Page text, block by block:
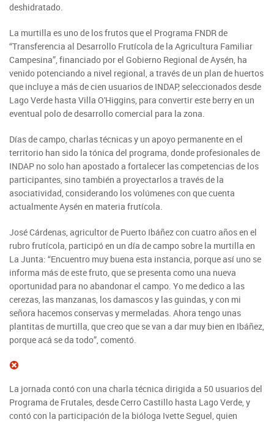
deshidratado.
La murtilla es uno de los frutos que el Programa FNDR de
“Transferencia al Desarrollo Frutícola de la Agricultura Familiar
Campesina”, financiado por el Gobierno Regional de Aysén, ha
venido potenciando a nivel regional, a través de un plan de huertos
que incluye a más de cien usuarios de INDAP, seleccionados desde
Lago Verde hasta Villa O'Higgins, para convertir este berry en un
eventual polo de desarrollo comercial para la zona.
Días de campo, charlas técnicas y un apoyo permanente en el
territorio han sido la tónica del programa, donde profesionales de
INDAP no solo han apostado a fortalecer las competencias de los
participantes, sino también a proyectarlos a través de la
asociatividad, considerando los volúmenes con que cuenta
actualmente Aysén en materia frutícola.
José Cárdenas, agricultor de Puerto Ibáñez con cuatro años en el
rubro frutícola, participó en un día de campo sobre la murtilla en
La Junta: “Encuentro muy buena esta instancia, porque así uno se
informa más de este fruto, que se presenta como una nueva
oportunidad para no abandonar el campo. Yo me dedico a las
cerezas, las manzanas, los damascos y las guindas, y con mi
señora hacemos conservas y mermeladas. Ahora tengo unas
plantitas de murtilla, que creo que se van a dar muy bien en Ibáñez,
porque acá se da todo”, comentó.
La jornada contó con una charla técnica dirigida a 50 usuarios del
Programa de Frutales, desde Cerro Castillo hasta Lago Verde, y
contó con la participación de la bióloga Ivette Seguel, quien